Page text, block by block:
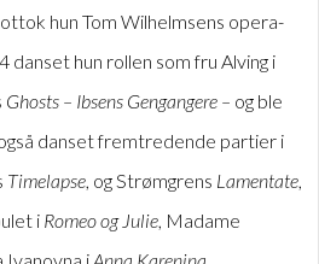
hun Tom Wilhelmsens opera-
danset hun rollen som fru Alving i
Ghosts – Ibsens Gengangere – og ble
danset fremtredende partier i
Timelapse, og Strømgrens Lamentate,
i Romeo og Julie, Madame